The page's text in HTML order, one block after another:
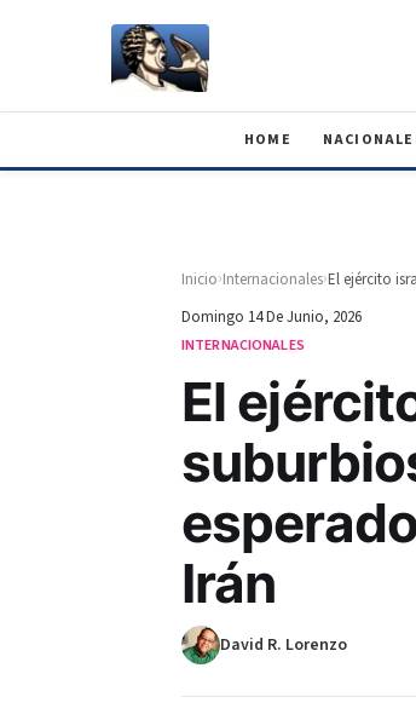
HOME
Inicio›Internacionales›
Domingo 14 De Junio, 2026
INTERNACIONALES
El
Irán
David R. Lorenzo